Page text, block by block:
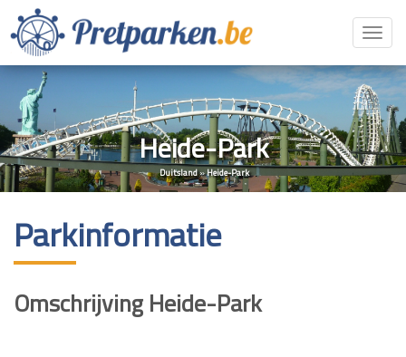
Heide-Park
Duitsland»Heide-Park
Parkinformatie
Omschrijving Heide-Park